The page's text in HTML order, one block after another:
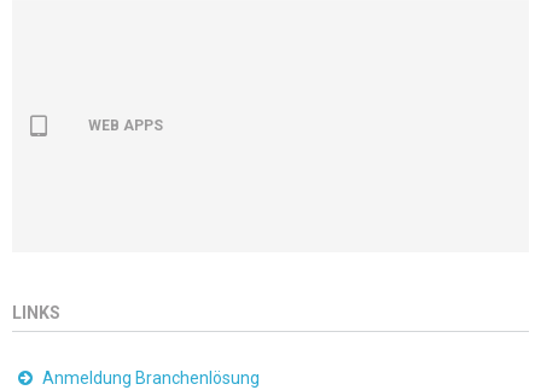
WEB APPS
LINKS
Anmeldung Branchenlösung